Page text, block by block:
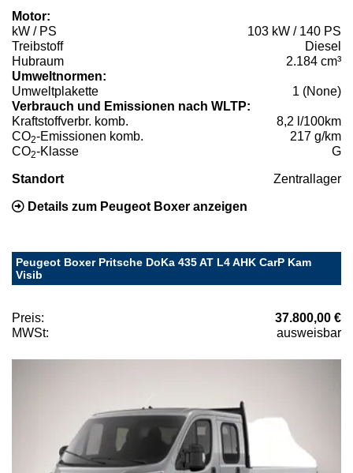
Motor:
kW / PS
103 kW / 140 PS
Treibstoff
Diesel
Hubraum
2.184 cm³
Umweltnormen:
Umweltplakette
1 (None)
Verbrauch und Emissionen nach WLTP:
Kraftstoffverbr. komb.
8,2 l/100km
CO2-Emissionen komb.
217 g/km
CO2-Klasse G
Standort Zentrallager
Details zum Peugeot Boxer anzeigen
Peugeot Boxer Pritsche DoKa 435 AT L4 AHK CarP Kam
Visib
Preis:
37.800,00 €
MWSt:
ausweisbar